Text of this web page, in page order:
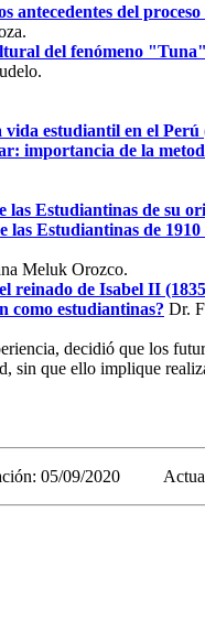
antecedentes del
del fenómeno
vida estudiantil en el
importancia de la
Estudiantinas de su
las Estudiantinas de 1910
Meluk Orozco.
reinado de Isabel II
como estudiantinas? Dr.
decidió que los
sin que ello implique
05/09/2020